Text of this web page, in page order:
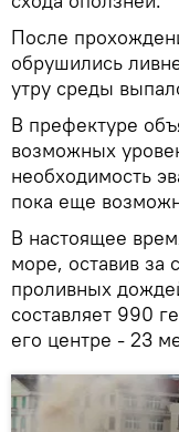
После
обрушились
утру среды
В префектуре
возможных
необходимость
пока еще
В настоящее
море, оставив за
проливных
составляет 990
его центре - 23